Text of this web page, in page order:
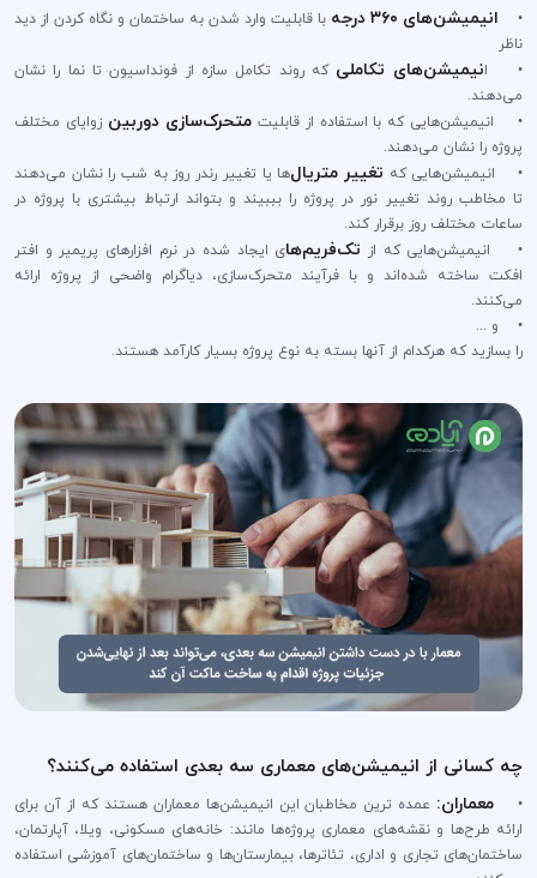
•
انیمیشن‌های ۳۶۰ درجه
با قابلیت وارد شدن به ساختمان و نگاه کردن از دید
ناظر
• انیمیشن‌های تکاملی که روند تکامل سازه از فونداسیون تا نما را نشان
می‌دهند.
• انیمیشن‌هایی که با استفاده از قابلیتمتحرک‌سازی دوربینزوایای مختلف
پروژه را نشان می‌دهند.
• انیمیشن‌هایی که تغییر متریال‌ها یا تغییر رندر روز به شب را نشان می‌دهند
تا مخاطب روند تغییر نور در پروژه را بببیند و بتواند ارتباط بیشتری با پروژه در
ساعات مختلف روز برقرار کند.
• انیمیشن‌هایی که از تک‌فریم‌های ایجاد شده در نرم افزار‌های پریمیر و افتر
افکت ساخته شده‌اند و با فرآیند متحرک‌سازی، دیاگرام واضحی از پروژه ارائه
می‌کنند.
• و ...
را بسازید که هرکدام از آنها بسته به نوع پروژه بسیار کارآمد هستند.
چه کسانی از انیمیشن‌های معماری سه بعدی استفاده می‌کنند؟
• معماران: عمده ترین مخاطبان این انیمیشن‌ها معماران هستند که از آن برای
ارائه طرح‌ها و نقشه‌های معماری پروژه‌ها مانند: خانه‌های مسکونی، ویلا، آپارتمان،
ساختمان‌های تجاری و اداری، تئاترها، بیمارستان‌ها و ساختمان‌های آموزشی استفاده